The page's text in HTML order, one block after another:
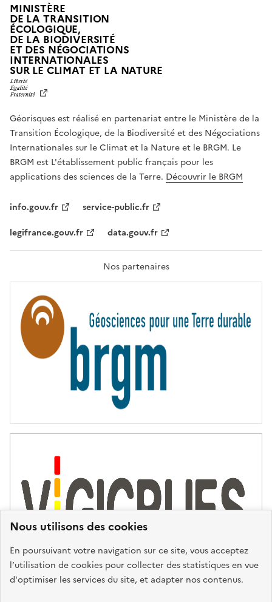
Nous utilisons des cookies
En poursuivant votre navigation sur ce site, vous acceptez
l’utilisation de cookies pour collecter des statistiques en vue
d'optimiser les services du site, et adapter nos contenus.
MINISTÈRE
DE LA TRANSITION
ÉCOLOGIQUE,
DE LA BIODIVERSITÉ
ET DES NÉGOCIATIONS
INTERNATIONALES
SUR LE CLIMAT ET LA NATUREL
T
É
,
É
G
A
L
F
A
T
R
T
É
Géorisques est réalisé en partenariat entre le Ministère de la
Transition Écologique, de la Biodiversité et des Négociations
Internationales sur le Climat et la Nature et le BRGM. Le
BRGM est L'établissement public français pour les
applications des sciences de la Terre. Découvrir le BRGM
info.gouv.fr
service-public.fr
legifrance.gouv.fr
data.gouv.fr
Nos partenaires